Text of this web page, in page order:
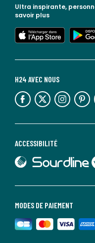
MODES DE PAIEMENT
ACCESSIBILITÉ
lien vers Sourdline
H24 AVEC NOUS
lien vers l'espace réseaux sociaux lien vers l'espace réseaux sociaux lien vers l'espace réseaux sociaux lien vers l'espace réseaux sociaux
Ultra inspirante,
savoir plus
lien vers l'app store
lien vers google play